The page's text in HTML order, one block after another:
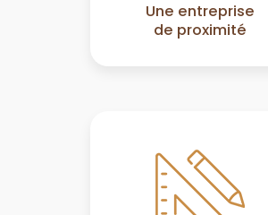
Une entreprise
de proximité